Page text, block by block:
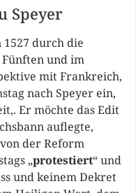
Speyer
1527 durch die
und im
mit Frankreich,
nach Speyer ein,
Er möchte das Edit
auflegte,
der Reform
„protestiert“ und
und keinem Dekret